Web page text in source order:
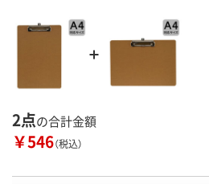
2点の合計金額
￥546（税込）